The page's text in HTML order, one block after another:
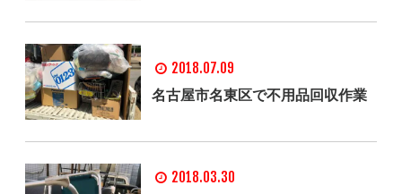
2018.07.09
名古屋市名東区で不用品回収作業
2018.03.30